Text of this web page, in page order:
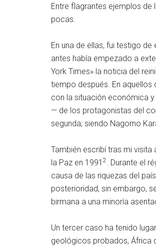
Entre flagrantes ejemplos
pocas.
En una de ellas, fui testigo
antes había empezado a
York Times» la noticia del
tiempo después. En aquellos
con la situación económica
— de los protagonistas del
segunda; siendo Nagorno
También escribí tras mi visita
la Paz en 1991 2. Durante el
causa de las riquezas del
posterioridad, sin embargo,
birmana a una minoría
Un tercer caso ha tenido
geológicos probados, África